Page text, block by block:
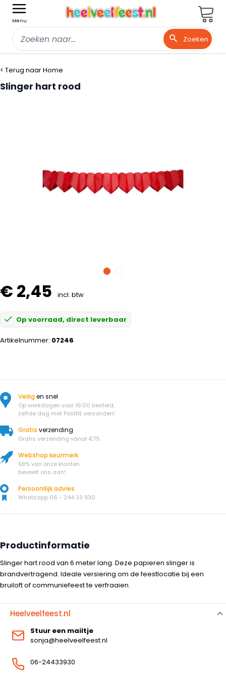
Menu
Zoeken
< Terug naar Home
Slinger hart rood
€ 2,45 incl. btw
Op voorraad, direct leverbaar
Artikelnummer: 07246
Veiligen snel
Op werkdagen voor 16:00 besteld,
zelfde dag met PostNL verzonden!
Gratis verzending
Gratis verzending vanaf €75.
Webshop keurmerk
98% van onze klanten
beveelt ons aan!
Persoonllijk advies
Whatsapp 06 - 244 33 930
Productinformatie
Slinger hart rood van 6 meter lang. Deze papieren slinger is
brandvertragend. Ideale versiering om de feestlocatie bij een
bruiloft of communiefeest te verfraaien.
Heelveelfeest.nl
Stuur een mailtje
sonja@heelveelfeest.nl
06-24433930